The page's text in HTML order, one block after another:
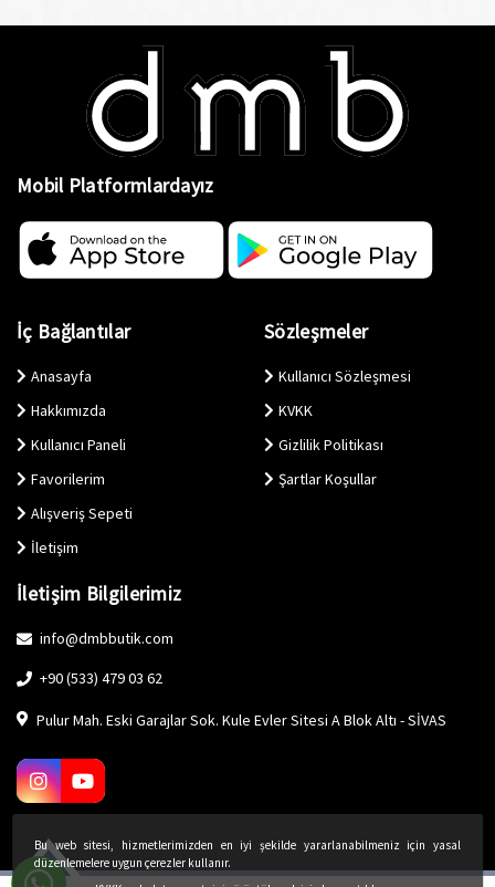
Mobil Platformlardayız
İç Bağlantılar
Anasayfa
Hakkımızda
Kullanıcı Paneli
Favorilerim
Alışveriş Sepeti
İletişim
Sözleşmeler
Kullanıcı Sözleşmesi
KVKK
Gizlilik Politikası
Şartlar Koşullar
İletişim Bilgilerimiz
info@dmbbutik.com
+90 (533) 479 03 62
Pulur Mah. Eski Garajlar Sok. Kule Evler Sitesi A Blok Altı - SİVAS
Bu web sitesi, hizmetlerimizden en iyi şekilde yararlanabilmeniz için yasal
düzenlemelere uygun çerezler kullanır.